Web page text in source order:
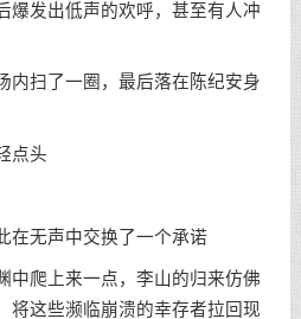
发出低声的欢呼，甚至有人冲
扫了一圈，最后落在陈纪安身
点头
无声中交换了一个承诺
爬上来一点，李山的归来仿佛
将这些濒临崩溃的幸存者拉回现